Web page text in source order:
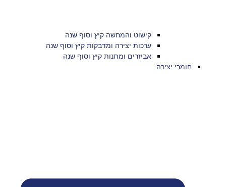
קישוט והמחשה קיץ וסוף שנה
ערכות יצירה ומדבקות קיץ וסוף שנה
אביזרים ומתנות קיץ וסוף שנה
חומרי יצירה